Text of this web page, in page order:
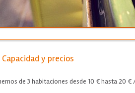
Capacidad y precios
de 3 habitaciones desde 10 € hasta 20